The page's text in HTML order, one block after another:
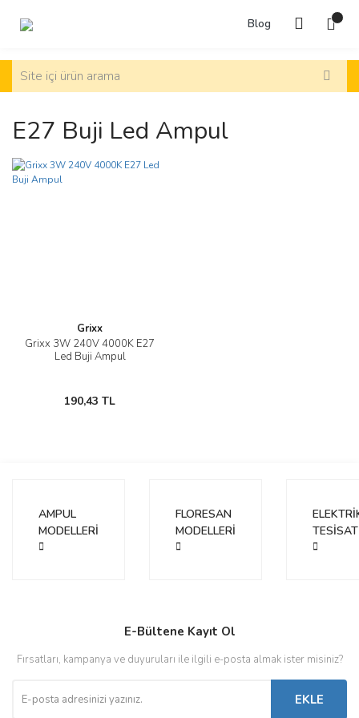
Blog
E27 Buji Led Ampul
Grixx
Grixx 3W 240V 4000K E27
Led Buji Ampul
190,43 TL
AMPUL
MODELLERİ
FLORESAN
MODELLERİ
TESİSAT
E-Bültene Kayıt Ol
Fırsatları, kampanya ve duyuruları ile ilgili e-posta almak ister misiniz?
EKLE